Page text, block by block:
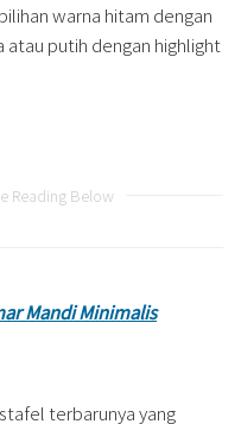
warna hitam dengan
atau putih dengan highlight
Reading Below
Mandi Minimalis
terbarunya yang